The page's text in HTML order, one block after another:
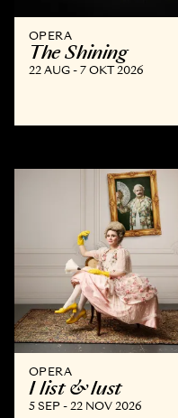
OPERA
The Shining
22 AUG - 7 OKT 2026
OPERA
I list & lust
5 SEP - 22 NOV 2026